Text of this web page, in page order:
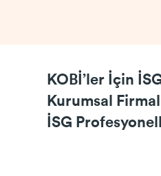
KOBİ’ler İçin
Kurumsal
İSG